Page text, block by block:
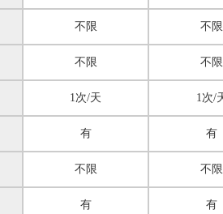
不限 不限
不限 不限
1次/天 1次/
有 有
不限 不限
有 有